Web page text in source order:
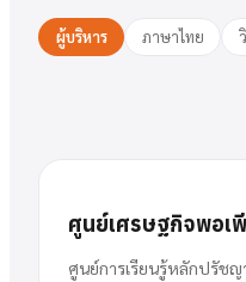
ผู้บริหาร ภาษาไทย
นายสารัตน์ พวงเงิน
พวงเงิน
ผู้อำนวยการ
ศูนย์เศรษฐกิจพอเ
ศูนย์การเรียนรู้หลักปรัช